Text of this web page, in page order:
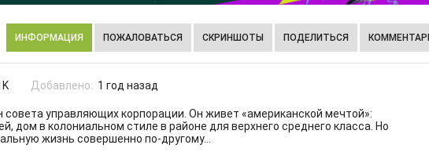
ИНФОРМАЦИЯ ПОЖАЛОВАТЬСЯ СКРИНШОТЫ ПОДЕЛИТЬСЯ
Добавлено: 1 год назад
управляющих корпорации. Он живет «американской мечтой»:
дом в колониальном стиле в районе для верхнего среднего класса. Но
жизнь совершенно по-другому…